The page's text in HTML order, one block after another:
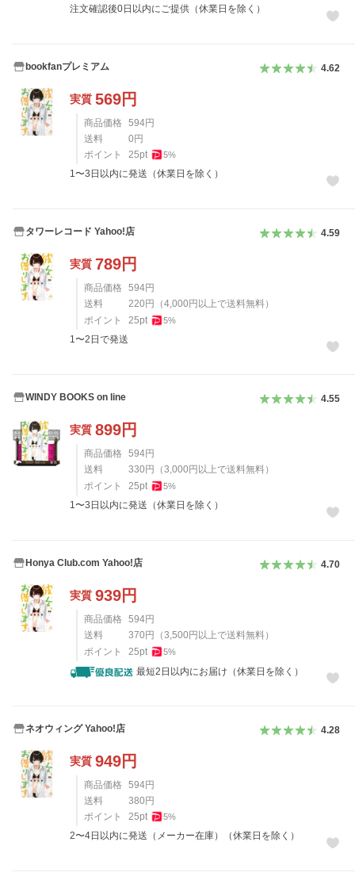
注文確認後0日以内にご提供（休業日を除く）
bookfanプレミアム 4.62
実質 569円
商品価格 594円
送料
0 円
ポイント
25pt 5%
1〜3日以内に発送（休業日を除く）
タワーレコード Yahoo!店 4.59
実質 789円
商品価格 594円
送料
220 円 （4,000 円以上で送料無料）
ポイント
25pt 5%
1〜2日で発送
WINDY BOOKS on line 4.55
実質 899円
商品価格 594円
送料
330 円 （3,000 円以上で送料無料）
ポイント
25pt 5%
1〜3日以内に発送（休業日を除く）
Honya Club.com Yahoo!店 4.70
実質 939円
商品価格 594円
送料
370 円 （3,500 円以上で送料無料）
ポイント
25pt 5%
最短2日以内にお届け（休業日を除く）
ネオウィング Yahoo!店 4.28
実質 949円
商品価格 594円
送料
380 円
ポイント
25pt 5%
2〜4日以内に発送（メーカー在庫）（休業日を除く）